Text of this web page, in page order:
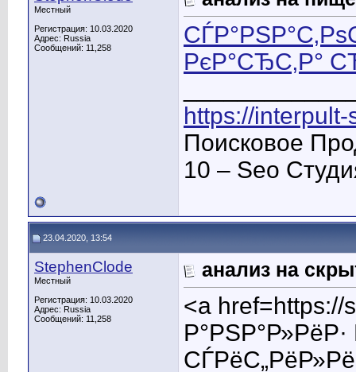
Местный
Регистрация: 10.03.2020
Адрес: Russia
Сообщений: 11,258
РєР°СЂС‚Р°
https://
Поисковое
10 – Seo
23.04.2020, 13:54
StephenClode
Местный
Регистрация: 10.03.2020
Адрес: Russia
Сообщений: 11,258
анализ на
<a